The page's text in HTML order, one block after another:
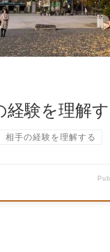
経験を理解
相手の経験を理解する